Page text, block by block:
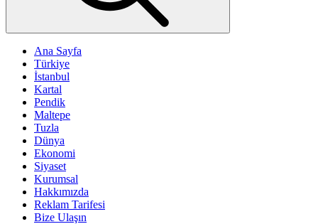
Ana Sayfa
Türkiye
İstanbul
Kartal
Pendik
Maltepe
Tuzla
Dünya
Ekonomi
Siyaset
Kurumsal
Hakkımızda
Reklam Tarifesi
Bize Ulaşın